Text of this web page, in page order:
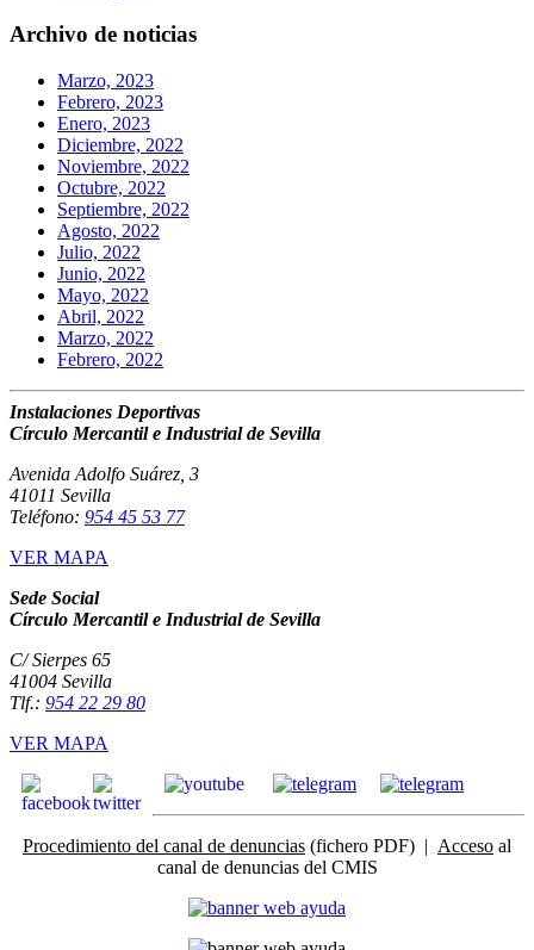
Archivo de noticias
Marzo, 2023
Febrero, 2023
Enero, 2023
Diciembre, 2022
Noviembre, 2022
Octubre, 2022
Septiembre, 2022
Agosto, 2022
Julio, 2022
Junio, 2022
Mayo, 2022
Abril, 2022
Marzo, 2022
Febrero, 2022
Instalaciones Deportivas
Círculo Mercantil e Industrial de Sevilla
Avenida Adolfo Suárez, 3
41011 Sevilla
Teléfono: 954 45 53 77
VER MAPA
Sede Social
Círculo Mercantil e Industrial de Sevilla
C/ Sierpes 65
41004 Sevilla
Tlf.: 954 22 29 80
VER MAPA
Procedimiento del canal de denuncias (fichero PDF) | Acceso al
canal de denuncias del CMIS